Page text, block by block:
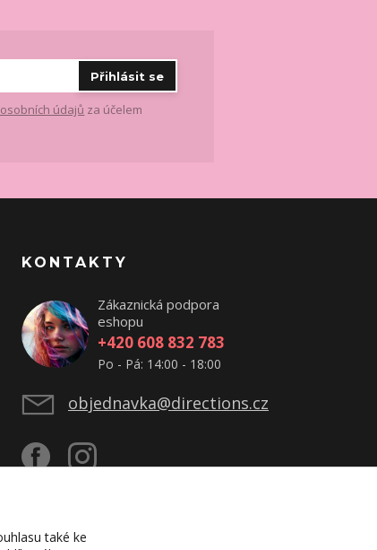
Přihlásit se
údajů za účelem
KONTAKTY
Zákaznická podpora
eshopu
+420 608 832 783
Po - Pá: 14:00 - 18:00
objednavka@directions.cz
také ke